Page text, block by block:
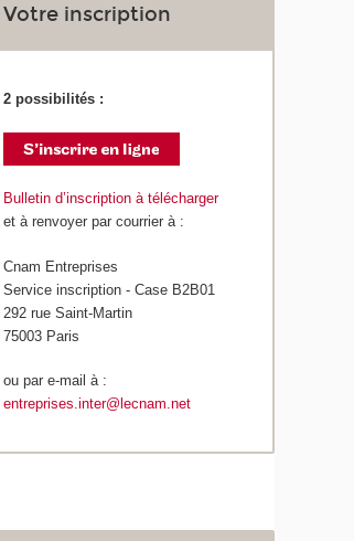
Votre inscription
2 possibilités :
Bulletin d’inscription à télécharger
et à renvoyer par courrier à :
Cnam Entreprises
Service inscription - Case B2B01
292 rue Saint-Martin
75003 Paris
ou par e-mail à :
entreprises.inter@lecnam.net